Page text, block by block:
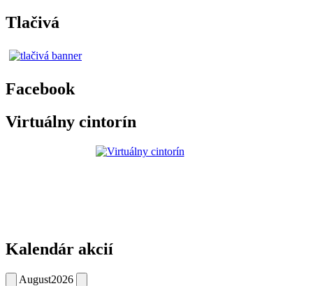
Tlačivá
Facebook
Virtuálny cintorín
Kalendár akcií
August2026